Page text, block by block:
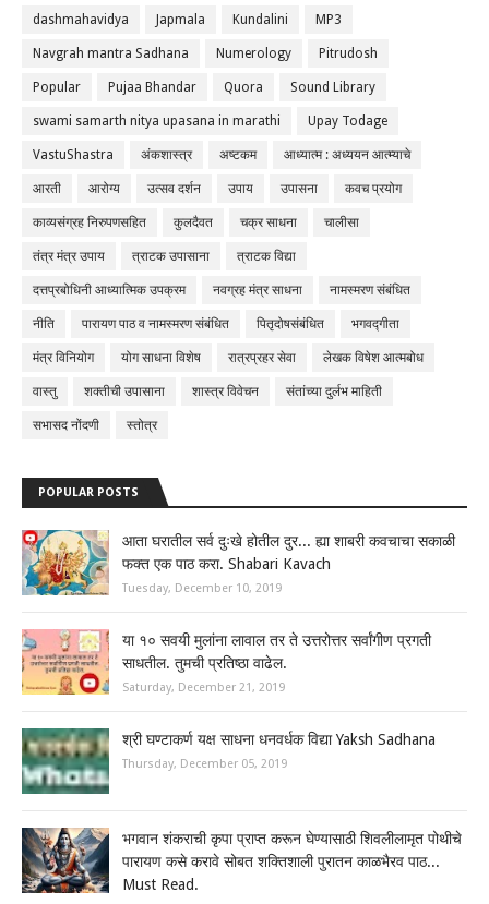
dashmahavidya Japmala Kundalini MP3
Navgrah mantra Sadhana Numerology Pitrudosh
Popular Pujaa Bhandar Quora Sound Library
swami samarth nitya upasana in marathi Upay Todage
VastuShastra अंकशास्त्र अष्टकम आध्यात्म : अध्ययन आत्म्याचे
आरती आरोग्य उत्सव दर्शन उपाय उपासना कवच प्रयोग
काव्यसंग्रह निरुपणसहित कुलदैवत चक्र साधना चालीसा
तंत्र मंत्र उपाय त्राटक उपासाना त्राटक विद्या
दत्तप्रबोधिनी आध्यात्मिक उपक्रम नवग्रह मंत्र साधना नामस्मरण संबंधित
नीति पारायण पाठ व नामस्मरण संबंधित पितृदोषसंबंधित भगवद्गीता
मंत्र विनियोग योग साधना विशेष रात्रप्रहर सेवा लेखक विषेश आत्मबोध
वास्तु शक्तीची उपासाना शास्त्र विवेचन संतांच्या दुर्लभ माहिती
सभासद नोंदणी स्तोत्र
POPULAR POSTS
आता घरातील सर्व दुःखे होतील दुर... ह्या शाबरी कवचाचा सकाळी
फक्त एक पाठ करा. Shabari Kavach
Tuesday, December 10, 2019
या १० सवयी मुलांना लावाल तर ते उत्तरोत्तर सर्वांगीण प्रगती
साधतील. तुमची प्रतिष्ठा वाढेल.
Saturday, December 21, 2019
श्री घण्टाकर्ण यक्ष साधना धनवर्धक विद्या Yaksh Sadhana
Thursday, December 05, 2019
भगवान शंकराची कृपा प्राप्त करून घेण्यासाठी शिवलीलामृत पोथीचे
पारायण कसे करावे सोबत शक्तिशाली पुरातन काळभैरव पाठ...
Must Read.